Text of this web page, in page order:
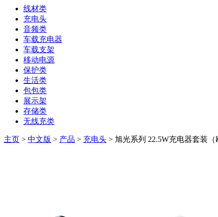
线材类
充电头
音频类
车载充电器
车载支架
移动电源
保护类
生活类
包包类
展示架
存储类
无线充类
主页 > 中文版 > 产品 > 充电头 > 旭光系列 22.5W充电器套装（